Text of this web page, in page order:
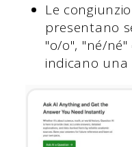
Le
presentano
"o/o", "né/
indicano una